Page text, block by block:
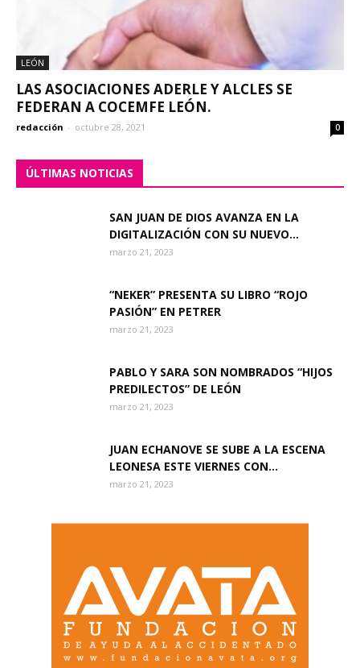
LEÓN
LAS ASOCIACIONES ADERLE Y ALCLES SE
FEDERAN A COCEMFE LEÓN.
redacción - octubre 28, 2021 0
ÚLTIMAS NOTICIAS
SAN JUAN DE DIOS AVANZA EN LA
DIGITALIZACIÓN CON SU NUEVO...
marzo 21, 2023
“NEKER” PRESENTA SU LIBRO “ROJO
PASIÓN” EN PETRER
marzo 21, 2023
PABLO Y SARA SON NOMBRADOS “HIJOS
PREDILECTOS” DE LEÓN
marzo 21, 2023
JUAN ECHANOVE SE SUBE A LA ESCENA
LEONESA ESTE VIERNES CON...
marzo 21, 2023